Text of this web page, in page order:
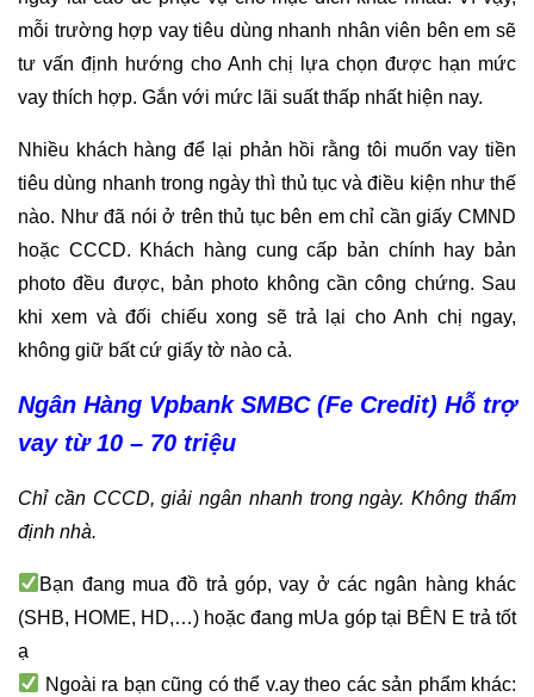
mỗi trường hợp vay tiêu dùng nhanh nhân viên bên em sẽ
tư vấn định hướng cho Anh chị lựa chọn được hạn mức
vay thích hợp. Gắn với mức lãi suất thấp nhất hiện nay.
Nhiều khách hàng để lại phản hồi rằng tôi muốn vay tiền
tiêu dùng nhanh trong ngày thì thủ tục và điều kiện như thế
nào. Như đã nói ở trên thủ tục bên em chỉ cần giấy CMND
hoặc CCCD. Khách hàng cung cấp bản chính hay bản
photo đều được, bản photo không cần công chứng. Sau
khi xem và đối chiếu xong sẽ trả lại cho Anh chị ngay,
không giữ bất cứ giấy tờ nào cả.
Ngân Hàng Vpbank SMBC (Fe Credit) Hỗ trợ
vay từ 10 – 70 triệu
Chỉ cần CCCD, giải ngân nhanh trong ngày. Không thẩm
định nhà.
Bạn đang mua đồ trả góp, vay ở các ngân hàng khác
(SHB, HOME, HD,…) hoặc đang mUa góp tại BÊN E trả tốt
ạ
Ngoài ra bạn cũng có thể v.ay theo các sản phẩm khác: